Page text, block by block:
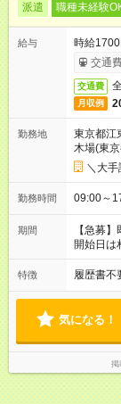
派遣 職種未経験
給与
時給
交通
交通費
月収例
勤務地
東京都江
木場(東
＼大
勤務時間 09:00～
期間
【急募
開始日
特徴 履歴書不
気になる！
掲